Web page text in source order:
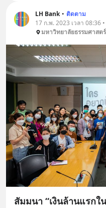
LH Bank • ติดตาม
17 ก.พ. 2023 เวลา 08:36
มหาวิทยาลัยธรรมศาสต
สัมมนา “เงินล้านแรกใ